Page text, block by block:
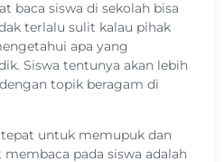
baca siswa di sekolah bisa
terlalu sulit kalau pihak
apa yang
Siswa tentunya akan lebih
topik beragam di
untuk memupuk dan
pada siswa adalah